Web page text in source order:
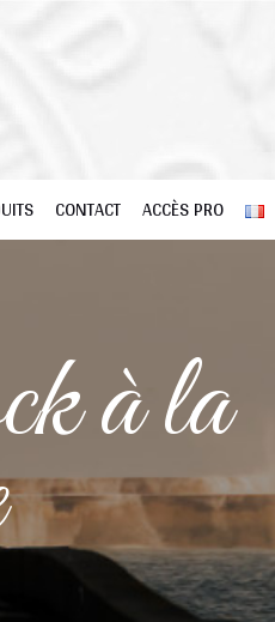
CONTACT ACCÈS PRO
à la